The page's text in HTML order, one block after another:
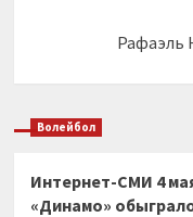
Рафаэль
Волейбол
Интернет-СМИ 4
«Динамо»